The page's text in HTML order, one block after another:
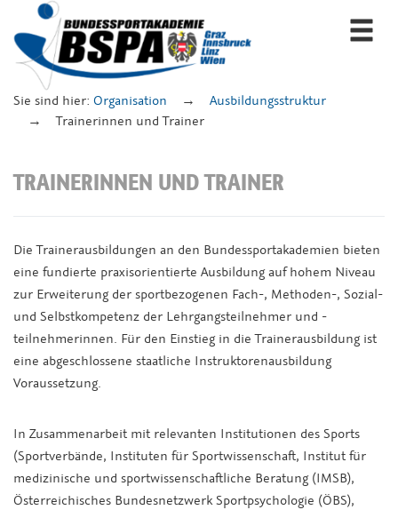
Sie sind hier: Organisation
Ausbildungsstruktur
Trainerinnen und Trainer
TRAINERINNEN UND TRAINER
Die Trainerausbildungen an den Bundessportakademien bieten
eine fundierte praxisorientierte Ausbildung auf hohem Niveau
zur Erweiterung der sportbezogenen Fach-, Methoden-, Sozial-
und Selbstkompetenz der Lehrgangsteilnehmer und -
teilnehmerinnen. Für den Einstieg in die Trainerausbildung ist
eine abgeschlossene staatliche Instruktorenausbildung
Voraussetzung.
In Zusammenarbeit mit relevanten Institutionen des Sports
(Sportverbände, Instituten für Sportwissenschaft, Institut für
medizinische und sportwissenschaftliche Beratung (IMSB),
Österreichisches Bundesnetzwerk Sportpsychologie (ÖBS),